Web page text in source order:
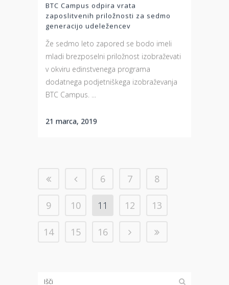
BTC Campus odpira vrata
zaposlitvenih priložnosti za sedmo
generacijo udeležencev
Že sedmo leto zapored se bodo imeli
mladi brezposelni priložnost izobraževati
v okviru edinstvenega programa
dodatnega podjetniškega izobraževanja
BTC Campus. ...
21 marca, 2019
6 7 8
9 10 11 12 13
14 15 16